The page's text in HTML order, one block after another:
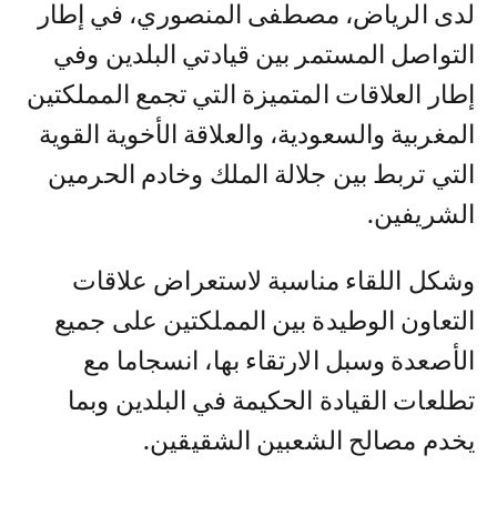
لدى الرياض، مصطفى المنصوري، في إطار
التواصل المستمر بين قيادتي البلدين وفي
إطار العلاقات المتميزة التي تجمع المملكتين
المغربية والسعودية، والعلاقة الأخوية القوية
التي تربط بين جلالة الملك وخادم الحرمين
الشريفين.
وشكل اللقاء مناسبة لاستعراض علاقات
التعاون الوطيدة بين المملكتين على جميع
الأصعدة وسبل الارتقاء بها، انسجاما مع
تطلعات القيادة الحكيمة في البلدين وبما
يخدم مصالح الشعبين الشقيقين.